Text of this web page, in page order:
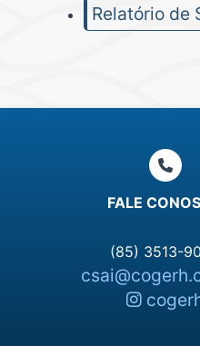
Relatório de
FALE
(85) 3513-